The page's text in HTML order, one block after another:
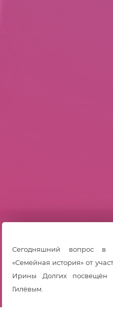
Сегодняшний вопрос в
«Семейная история» от
Ирины Долгих посвещён
Гилёвым.